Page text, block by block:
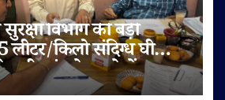
विभाग की बड़ी
लीटर/किलो संदिग्ध घी
भी जांच के दायरे में